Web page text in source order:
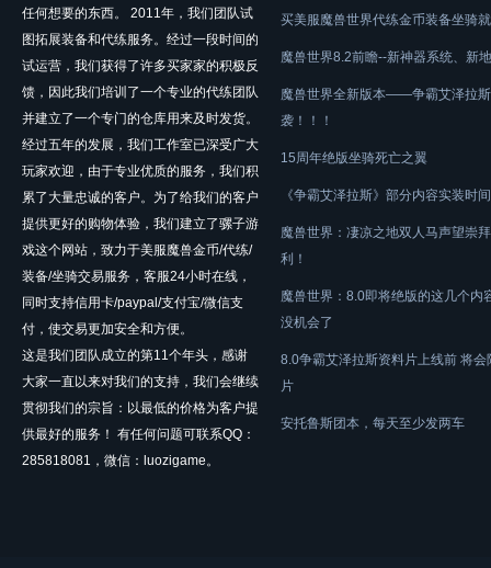
任何想要的东西。 2011年，我们团队试
图拓展装备和代练服务。经过一段时间的
试运营，我们获得了许多买家家的积极反
馈，因此我们培训了一个专业的代练团队
并建立了一个专门的仓库用来及时发货。
经过五年的发展，我们工作室已深受广大
玩家欢迎，由于专业优质的服务，我们积
累了大量忠诚的客户。为了给我们的客户
提供更好的购物体验，我们建立了骡子游
戏这个网站，致力于美服魔兽金币/代练/
装备/坐骑交易服务，客服24小时在线，
同时支持信用卡/paypal/支付宝/微信支
付，使交易更加安全和方便。
这是我们团队成立的第11个年头，感谢
大家一直以来对我们的支持，我们会继续
贯彻我们的宗旨：以最低的价格为客户提
供最好的服务！ 有任何问题可联系QQ：
285818081，微信：luozigame。
买美服魔兽世界代练金币装备坐骑
魔兽世界8.2前瞻--新神器系统、新
魔兽世界全新版本——争霸艾泽拉
袭！！！
15周年绝版坐骑死亡之翼
《争霸艾泽拉斯》部分内容实装时
魔兽世界：凄凉之地双人马声望崇
利！
魔兽世界：8.0即将绝版的这几个内
没机会了
8.0争霸艾泽拉斯资料片上线前 将会
片
安托鲁斯团本，每天至少发两车